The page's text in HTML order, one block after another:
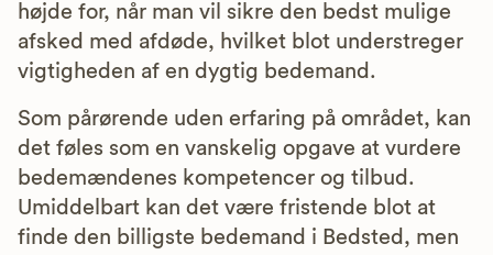
højde for, når man vil sikre den bedst mulige
afsked med afdøde, hvilket blot understreger
vigtigheden af en dygtig bedemand.
Som pårørende uden erfaring på området, kan
det føles som en vanskelig opgave at vurdere
bedemændenes kompetencer og tilbud.
Umiddelbart kan det være fristende blot at
finde den billigste bedemand i Bedsted, men